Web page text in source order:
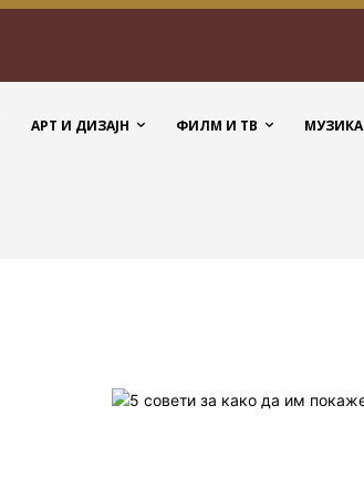
АРТ И ДИЗАЈН ФИЛМ И ТВ МУЗИКА